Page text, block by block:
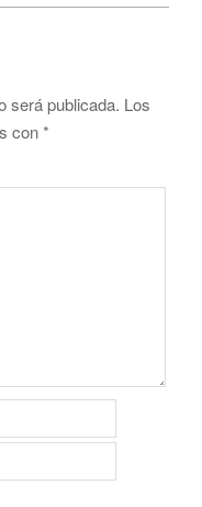
será publicada. Los
con*